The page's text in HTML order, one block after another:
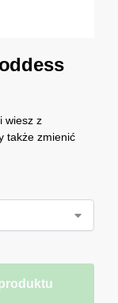
wiesz z
także zmienić